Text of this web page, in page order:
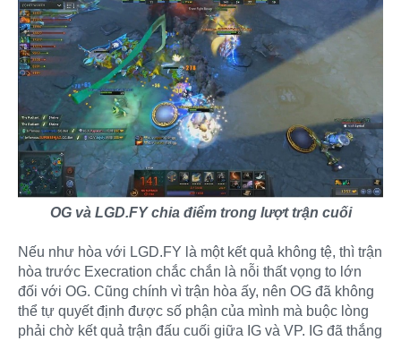
OG và LGD.FY chia điểm trong lượt trận cuối
Nếu như hòa với LGD.FY là một kết quả không tệ, thì trận
hòa trước Execration chắc chắn là nỗi thất vọng to lớn
đối với OG. Cũng chính vì trận hòa ấy, nên OG đã không
thể tự quyết định được số phận của mình mà buộc lòng
phải chờ kết quả trận đấu cuối giữa IG và VP. IG đã thắng